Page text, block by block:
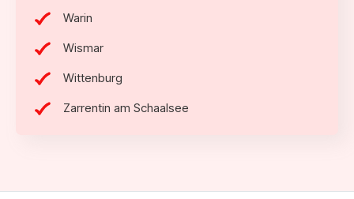
Warin
Wismar
Wittenburg
Zarrentin am Schaalsee